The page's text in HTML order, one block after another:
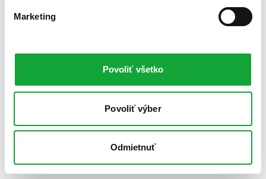
Marketing
Povoliť všetko
Povoliť výber
Odmietnuť